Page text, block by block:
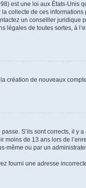
est une loi aux États-Unis
collecte de ces
un conseiller
légales de toutes sortes, à
création de nouveaux
S’ils sont corrects, il y
moins de 13 ans lors de
même ou par un
fourni une adresse